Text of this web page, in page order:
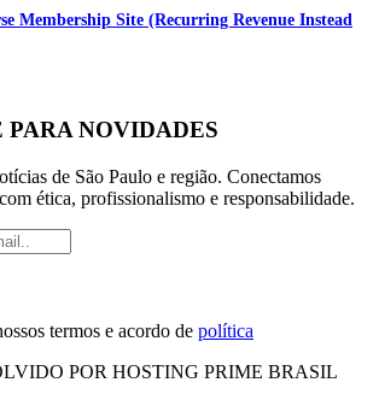
Membership Site (Recurring Revenue Instead
PARA NOVIDADES
de São Paulo e região. Conectamos
ética, profissionalismo e responsabilidade.
termos e acordo de política
POR HOSTING PRIME BRASIL